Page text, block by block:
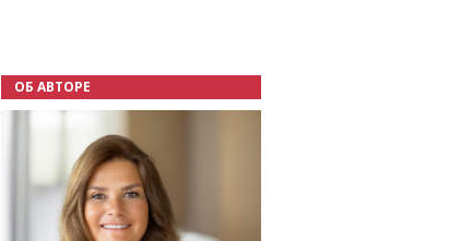
ОБ АВТОРЕ